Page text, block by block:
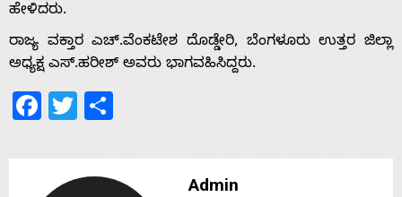
s
Contact
ಹೇಳಿದರು.
ರಾಜ್ಯ ವಕ್ತಾರ ಎಚ್.ವೆಂಕಟೇಶ ದೊಡ್ಡೇರಿ, ಬೆಂಗಳೂರು ಉತ್ತರ ಜಿಲ್ಲಾ
ಅಧ್ಯಕ್ಷ ಎಸ್.ಹರೀಶ್ ಅವರು ಭಾಗವಹಿಸಿದ್ದರು.
Facebook
Twitter
Admin